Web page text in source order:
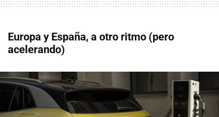
Europa y España, a otro ritmo (pero
acelerando)